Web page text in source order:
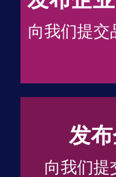
向我们提交
发
向我们提